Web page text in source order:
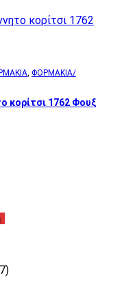
ΦΟΡΜΑΚΙΑ/
κορίτσι 1762 Φουξ